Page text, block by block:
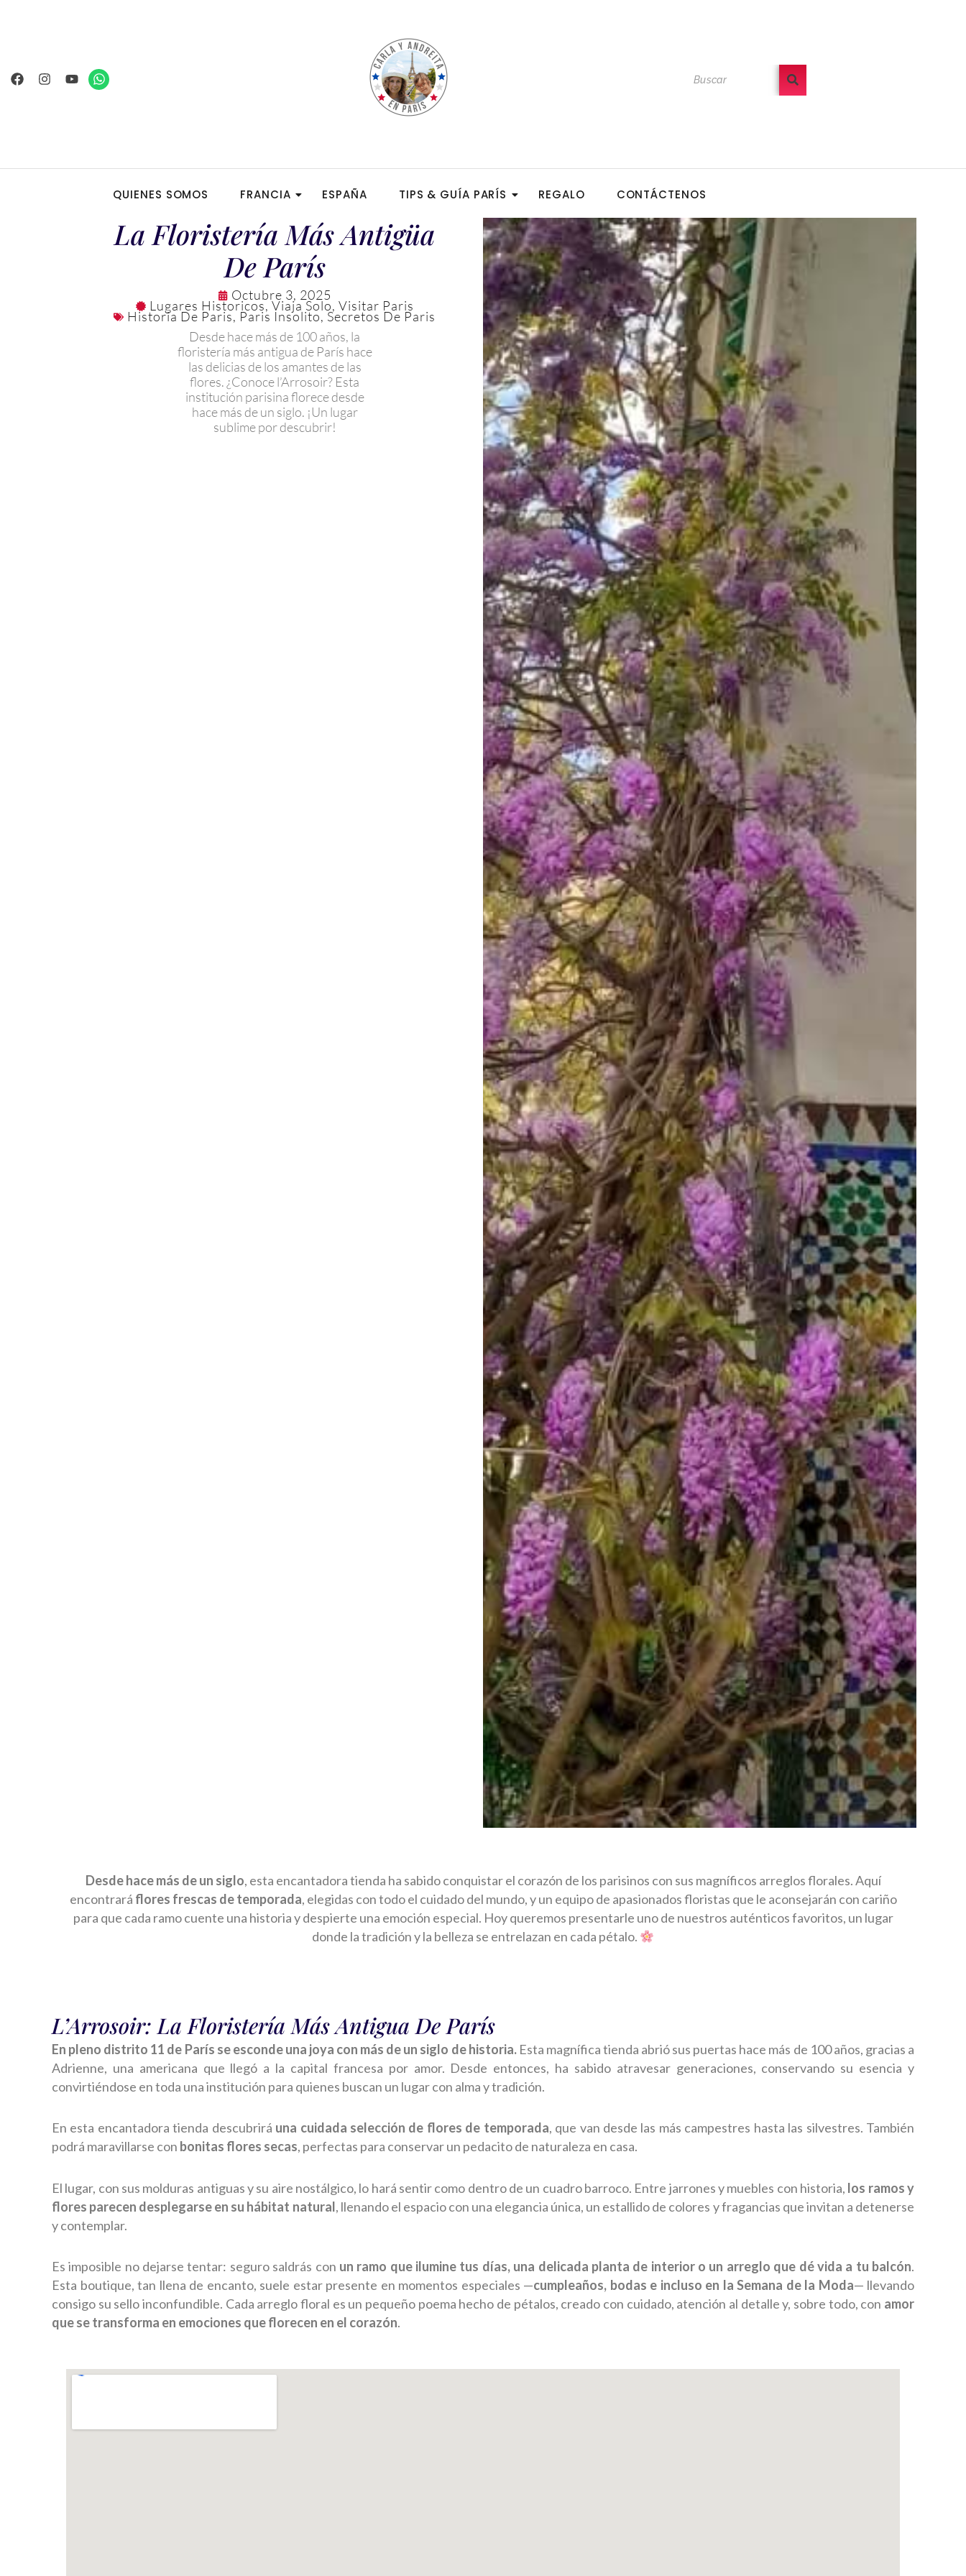
FacebookInstagram
YoutubeWhatsapp
QUIENES SOMOS FRANCIA ESPAÑA TIPS & GUÍA PARÍS REGALO CONTÁCTENOS
La Floristería Más Antigüa
De París
Octubre 3, 2025
Lugares Historicos, Viaja Solo, Visitar Paris
Historia De Paris, Paris Insolito, Secretos De Paris
Desde hace más de 100 años, la
floristería más antigua de París hace
las delicias de los amantes de las
flores. ¿Conoce l’Arrosoir? Esta
institución parisina florece desde
hace más de un siglo. ¡Un lugar
sublime por descubrir!
Desde hace más de un siglo, esta encantadora tienda ha sabido conquistar el corazón de los parisinos con sus magníficos arreglos florales. Aquí
encontrará flores frescas de temporada, elegidas con todo el cuidado del mundo, y un equipo de apasionados floristas que le aconsejarán con cariño
para que cada ramo cuente una historia y despierte una emoción especial. Hoy queremos presentarle uno de nuestros auténticos favoritos, un lugar
donde la tradición y la belleza se entrelazan en cada pétalo.
L’Arrosoir: La Floristería Más Antigua De París
En pleno distrito 11 de París se esconde una joya con más de un siglo de historia.Esta magnífica tienda abrió sus puertas hace más de 100 años, gracias a
Adrienne, una americana que llegó a la capital francesa por amor. Desde entonces, ha sabido atravesar generaciones, conservando su esencia y
convirtiéndose en toda una institución para quienes buscan un lugar con alma y tradición.
En esta encantadora tienda descubrirá una cuidada selección de flores de temporada, que van desde las más campestres hasta las silvestres. También
podrá maravillarse con bonitas flores secas, perfectas para conservar un pedacito de naturaleza en casa.
El lugar, con sus molduras antiguas y su aire nostálgico, lo hará sentir como dentro de un cuadro barroco. Entre jarrones y muebles con historia, los ramos y
flores parecen desplegarse en su hábitat natural, llenando el espacio con una elegancia única, un estallido de colores y fragancias que invitan a detenerse
y contemplar.
Es imposible no dejarse tentar: seguro saldrás con un ramo que ilumine tus días, una delicada planta de interior o un arreglo que dé vida a tu balcón.
Esta boutique, tan llena de encanto, suele estar presente en momentos especiales —cumpleaños, bodas e incluso en la Semana de la Moda— llevando
consigo su sello inconfundible. Cada arreglo floral es un pequeño poema hecho de pétalos, creado con cuidado, atención al detalle y, sobre todo, con amor
que se transforma en emociones que florecen en el corazón.